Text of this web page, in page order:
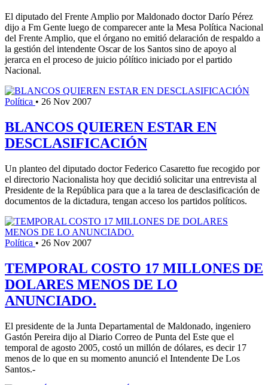
El diputado del Frente Amplio por Maldonado doctor Darío Pérez
dijo a Fm Gente luego de comparecer ante la Mesa Política Nacional
del Frente Amplio, que el órgano no emitió delaración de respaldo a
la gestión del intendente Oscar de los Santos sino de apoyo al
jerarca en el proceso de juicio pólítico iniciado por el partido
Nacional.
Política • 26 Nov 2007
BLANCOS QUIEREN ESTAR EN
DESCLASIFICACIÓN
Un planteo del diputado doctor Federico Casaretto fue recogido por
el directorio Nacionalista hoy que decidió solicitar una entrevista al
Presidente de la República para que a la tarea de desclasificación de
documentos de la dictadura, tengan acceso los partidos políticos.
Política • 26 Nov 2007
TEMPORAL COSTO 17 MILLONES DE
DOLARES MENOS DE LO
ANUNCIADO.
El presidente de la Junta Departamental de Maldonado, ingeniero
Gastón Pereira dijo al Diario Correo de Punta del Este que el
temporal de agosto 2005, costó un millón de dólares, es decir 17
menos de lo que en su momento anunció el Intendente De Los
Santos.-